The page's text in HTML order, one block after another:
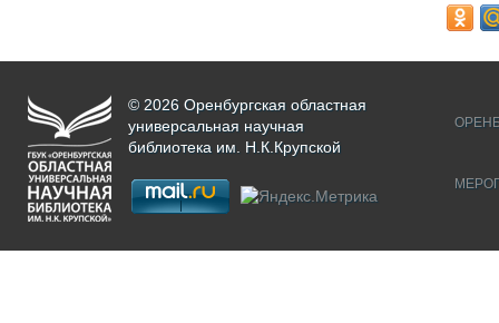
© 2026 Оренбургская областная
универсальная научная
библиотека им. Н.К.Крупской